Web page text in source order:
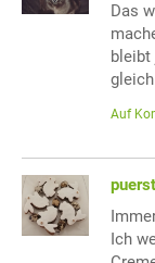
Das
bleibt
Auf
Ich